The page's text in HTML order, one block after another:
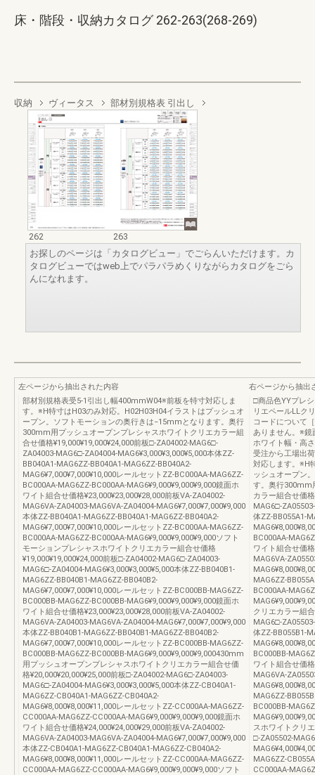
床・階段・収納カタログ 262-263(268-269)
収納 ヴィータス 部材別規格表 引出し
262
263
お探しのページは「カタログビュー」でごらんいただけます。カ
タログビューではweb上でパラパラめくりながらカタログをごら
んになれます。
左ページから抽出された内容
部材別規格表受5-1引出し幅400mmW04※前板を特寸対応しま
す。※H特寸はH03のみ対応。H02H03H04イラストはプッシュオ
ープン。ソフトモーションの奥行きは−15mmとなります。奥行
300mm用プッシュオープンプレシャスホワイトクリエカラー組
合せ価格¥19,000¥19,000¥24,000前板□-ZA04002-MAG6□-
ZA04003-MAG6□-ZA04004-MAG6¥3,000¥3,000¥5,000本体ZZ-
BB040A1-MAG6ZZ-BB040A1-MAG6ZZ-BB040A2-
MAG6¥7,000¥7,000¥10,000レールセットZZ-BC000AA-MAG6ZZ-
BC000AA-MAG6ZZ-BC000AA-MAG6¥9,000¥9,000¥9,000鏡面ホ
ワイト組合せ価格¥23,000¥23,000¥28,000前板VA-ZA04002-
MAG6VA-ZA04003-MAG6VA-ZA04004-MAG6¥7,000¥7,000¥9,000
本体ZZ-BB040A1-MAG6ZZ-BB040A1-MAG6ZZ-BB040A2-
MAG6¥7,000¥7,000¥10,000レールセットZZ-BC000AA-MAG6ZZ-
BC000AA-MAG6ZZ-BC000AA-MAG6¥9,000¥9,000¥9,000ソフト
モーションプレシャスホワイトクリエカラー組合せ価格
¥19,000¥19,000¥24,000前板□-ZA04002-MAG6□-ZA04003-
MAG6□-ZA04004-MAG6¥3,000¥3,000¥5,000本体ZZ-BB040B1-
MAG6ZZ-BB040B1-MAG6ZZ-BB040B2-
MAG6¥7,000¥7,000¥10,000レールセットZZ-BC000BB-MAG6ZZ-
BC000BB-MAG6ZZ-BC000BB-MAG6¥9,000¥9,000¥9,000鏡面ホ
ワイト組合せ価格¥23,000¥23,000¥28,000前板VA-ZA04002-
MAG6VA-ZA04003-MAG6VA-ZA04004-MAG6¥7,000¥7,000¥9,000
本体ZZ-BB040B1-MAG6ZZ-BB040B1-MAG6ZZ-BB040B2-
MAG6¥7,000¥7,000¥10,000レールセットZZ-BC000BB-MAG6ZZ-
BC000BB-MAG6ZZ-BC000BB-MAG6¥9,000¥9,000¥9,000430mm
用プッシュオープンプレシャスホワイトクリエカラー組合せ価
格¥20,000¥20,000¥25,000前板□-ZA04002-MAG6□-ZA04003-
MAG6□-ZA04004-MAG6¥3,000¥3,000¥5,000本体ZZ-CB040A1-
MAG6ZZ-CB040A1-MAG6ZZ-CB040A2-
MAG6¥8,000¥8,000¥11,000レールセットZZ-CC000AA-MAG6ZZ-
CC000AA-MAG6ZZ-CC000AA-MAG6¥9,000¥9,000¥9,000鏡面ホ
ワイト組合せ価格¥24,000¥24,000¥29,000前板VA-ZA04002-
MAG6VA-ZA04003-MAG6VA-ZA04004-MAG6¥7,000¥7,000¥9,000
本体ZZ-CB040A1-MAG6ZZ-CB040A1-MAG6ZZ-CB040A2-
MAG6¥8,000¥8,000¥11,000レールセットZZ-CC000AA-MAG6ZZ-
CC000AA-MAG6ZZ-CC000AA-MAG6¥9,000¥9,000¥9,000ソフト
右ページから抽出
□商品色YYプレ
リエペールLLク
コードについて
ありません。※鏡
ホワイト幅・高
受注から工場出
対応します。※H
ッシュオープン
す。奥行300mm
カラー組合せ価
MAG6□-
体ZZ-BB055A1-
BC000AA-
ワイト組合せ価
MAG6VA-
MAG6ZZ-
BC000AA-
クリエカラー組
MAG6□-
体ZZ-BB055B1-
BC000BB-
ワイト組合せ価
MAG6VA-
MAG6ZZ-
BC000BB-
スホワイトクリ
□-ZA05502-
MAG6ZZ-
CC000AA-